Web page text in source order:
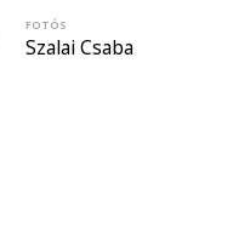
FOTÓS
Szalai Csaba